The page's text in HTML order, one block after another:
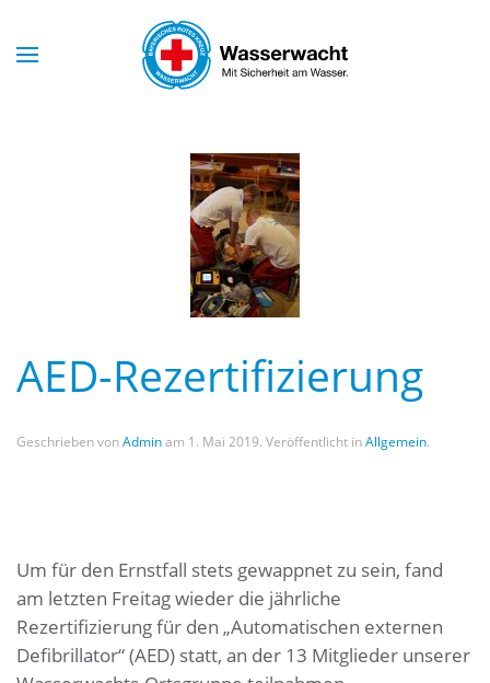
Skip to main content
AED-Rezertifizierung
Geschrieben vonAdminam 1. Mai 2019. Veröffentlicht inAllgemein.
Um für den Ernstfall stets gewappnet zu sein, fand
am letzten Freitag wieder die jährliche
Rezertifizierung für den „Automatischen externen
Defibrillator“ (AED) statt, an der 13 Mitglieder unserer